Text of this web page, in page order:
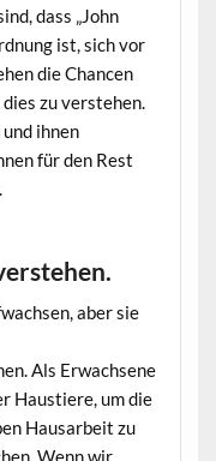
dass „John
ist, sich vor
die Chancen
zu verstehen.
ihnen
für den Rest
aber sie
Als Erwachsene
Haustiere, um die
Hausarbeit zu
Wenn wir